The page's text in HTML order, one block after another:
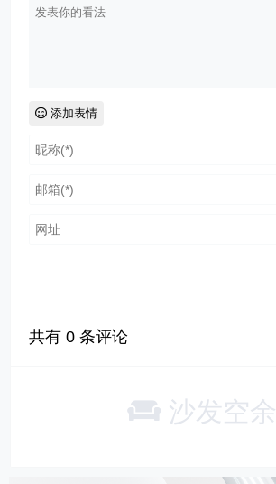
添加表情
共有0 条评论
沙发空余